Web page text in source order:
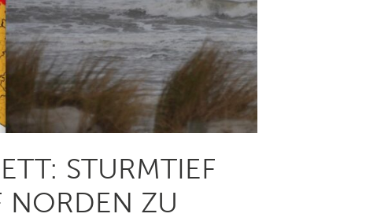
STURMTIEF
NORDEN ZU